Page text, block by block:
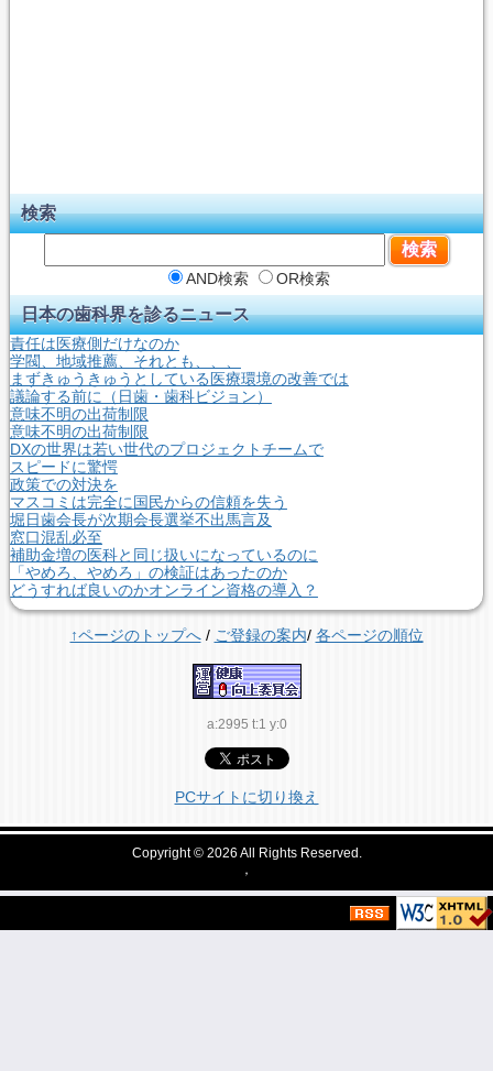
検索
AND検索 OR検索
日本の歯科界を診るニュース
責任は医療側だけなのか
学閥、地域推薦、それとも、、、
まずきゅうきゅうとしている医療環境の改善では
議論する前に（日歯・歯科ビジョン）
意味不明の出荷制限
意味不明の出荷制限
DXの世界は若い世代のプロジェクトチームで
スピードに驚愕
政策での対決を
マスコミは完全に国民からの信頼を失う
堀日歯会長が次期会長選挙不出馬言及
窓口混乱必至
補助金増の医科と同じ扱いになっているのに
「やめろ、やめろ」の検証はあったのか
どうすれば良いのかオンライン資格の導入？
↑ページのトップへ/ ご登録の案内/ 各ページの順位
a:2995 t:1 y:0
PCサイトに切り換え
Copyright © 2026 All Rights Reserved.
，